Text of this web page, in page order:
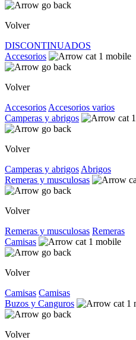
Volver
DISCONTINUADOS
Accesorios
Volver
Accesorios Accesorios varios
Camperas y abrigos
Volver
Camperas y abrigos Abrigos
Remeras y musculosas
Volver
Remeras y musculosas Remeras
Camisas
Volver
Camisas Camisas
Buzos y Canguros
Volver